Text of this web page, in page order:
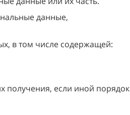
данные,
в том числе содержащей:
получения, если иной порядок